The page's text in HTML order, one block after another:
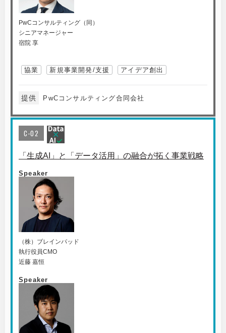
PwCコンサルティング（同）
シニアマネージャー
宿院 享
協業 新規事業開発/支援 アイデア創出
提供 PwCコンサルティング合同会社
C-02
「生成AI」と「データ活用」の融合が拓く事業戦略
Speaker
（株）ブレインパッド
執行役員CMO
近藤 嘉恒
Speaker